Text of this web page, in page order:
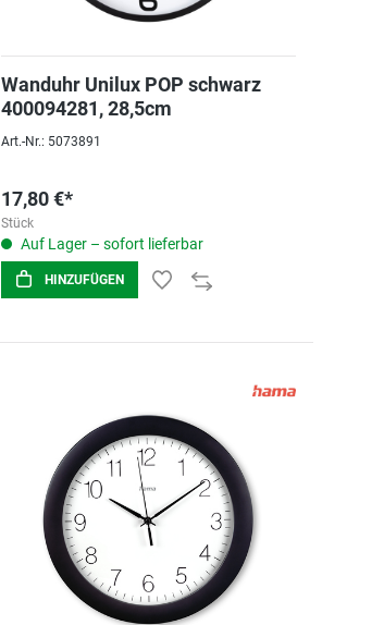
Wanduhr Unilux POP schwarz
400094281, 28,5cm
Art.-Nr.: 5073891
17,80 €*
Stück
Auf Lager – sofort lieferbar
HINZUFÜGEN